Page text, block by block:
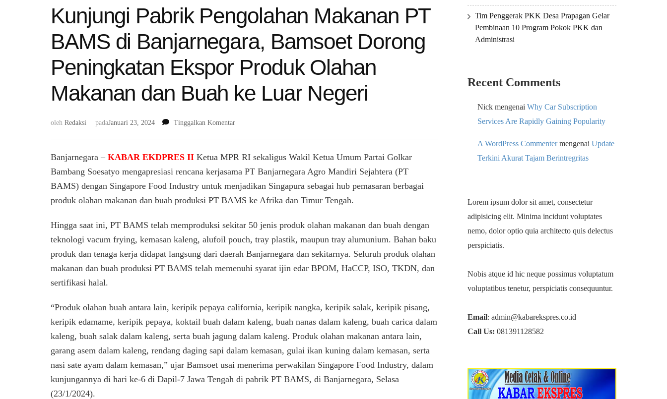
Kunjungi Pabrik Pengolahan Makanan PT
BAMS di Banjarnegara, Bamsoet Dorong
Peningkatan Ekspor Produk Olahan
Makanan dan Buah ke Luar Negeri
oleh Redaksi padaJanuari 23, 2024 Tinggalkan Komentarpada
Pengolahan
PT
BAMS
Banjarnegara,
Dorong
Peningkatan
Produk
Olahan
ke
Luar
Banjarnegara – KABAR EKDPRES II Ketua MPR RI sekaligus Wakil Ketua Umum Partai Golkar
Bambang Soesatyo mengapresiasi rencana kerjasama PT Banjarnegara Agro Mandiri Sejahtera (PT
BAMS) dengan Singapore Food Industry untuk menjadikan Singapura sebagai hub pemasaran berbagai
produk olahan makanan dan buah produksi PT BAMS ke Afrika dan Timur Tengah.
Hingga saat ini, PT BAMS telah memproduksi sekitar 50 jenis produk olahan makanan dan buah dengan
teknologi vacum frying, kemasan kaleng, alufoil pouch, tray plastik, maupun tray alumunium. Bahan baku
produk dan tenaga kerja didapat langsung dari daerah Banjarnegara dan sekitarnya. Seluruh produk olahan
makanan dan buah produksi PT BAMS telah memenuhi syarat ijin edar BPOM, HaCCP, ISO, TKDN, dan
sertifikasi halal.
“Produk olahan buah antara lain, keripik pepaya california, keripik nangka, keripik salak, keripik pisang,
keripik edamame, keripik pepaya, koktail buah dalam kaleng, buah nanas dalam kaleng, buah carica dalam
kaleng, buah salak dalam kaleng, serta buah jagung dalam kaleng. Produk olahan makanan antara lain,
garang asem dalam kaleng, rendang daging sapi dalam kemasan, gulai ikan kuning dalam kemasan, serta
nasi sate ayam dalam kemasan,” ujar Bamsoet usai menerima perwakilan Singapore Food Industry, dalam
kunjungannya di hari ke-6 di Dapil-7 Jawa Tengah di pabrik PT BAMS, di Banjarnegara, Selasa
(23/1/2024).
Tim Penggerak PKK Desa Prapagan Gelar
Pembinaan 10 Program Pokok PKK dan
Administrasi
Recent Comments
Nick mengenai Why Car Subscription
Services Are Rapidly Gaining Popularity
A WordPress Commentermengenai Update
Terkini Akurat Tajam Berintregritas
Lorem ipsum dolor sit amet, consectetur
adipisicing elit. Minima incidunt voluptates
nemo, dolor optio quia architecto quis delectus
perspiciatis.
Nobis atque id hic neque possimus voluptatum
voluptatibus tenetur, perspiciatis consequuntur.
Email: admin@kabarekspres.co.id
Call Us: 081391128582